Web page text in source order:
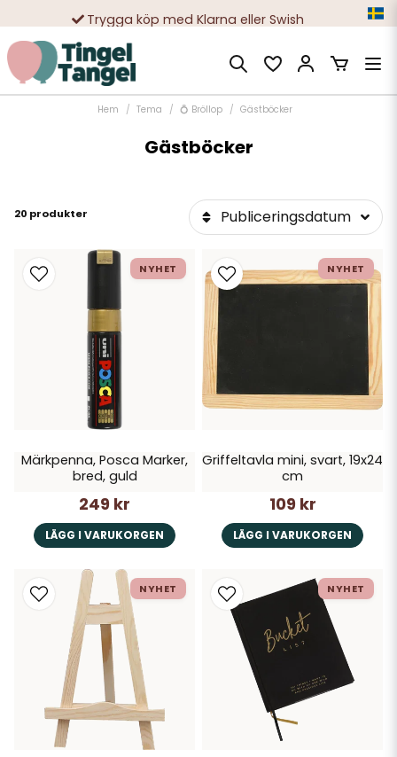
Trygga köp med Klarna eller Swish
10 000-tals nöjda kunder
Hem Tema 💍 Bröllop Gästböcker
Gästböcker
20 produkter Publiceringsdatum
Märkpenna, Posca Marker,
bred, guld
249 kr
LÄGG I VARUKORGEN
NYHET
Griffeltavla mini, svart, 19x24
cm
109 kr
LÄGG I VARUKORGEN
NYHET
NYHET NYHET